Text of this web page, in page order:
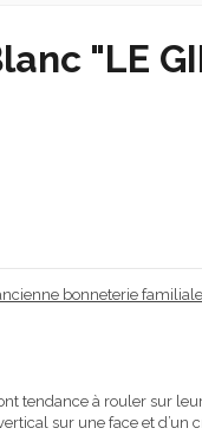
"LE
bonneterie
tendance à rouler sur
sur une face et